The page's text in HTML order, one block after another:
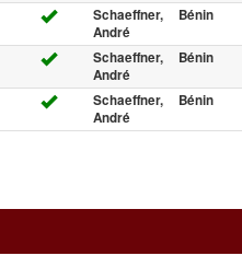
Schaeffner,
André
Bénin
Schaeffner,
André
Bénin
Schaeffner,
André
Bénin